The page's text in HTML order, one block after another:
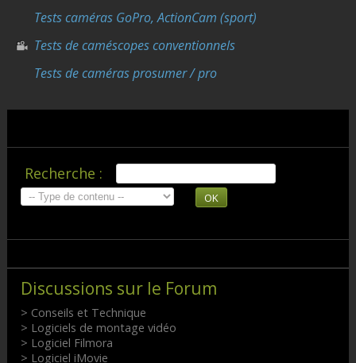
Tests caméras GoPro, ActionCam (sport)
Tests de caméscopes conventionnels
Tests de caméras prosumer / pro
Recherche :
OK
Discussions sur le Forum
> Conseils et Technique
> Logiciels de montage vidéo
> Logiciel Filmora
> Logiciel iMovie